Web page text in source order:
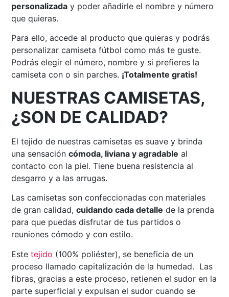
personalizada y poder añadirle el nombre y número
que quieras.
Para ello, accede al producto que quieras y podrás
personalizar camiseta fútbol como más te guste.
Podrás elegir el número, nombre y si prefieres la
camiseta con o sin parches. ¡Totalmente gratis!
NUESTRAS CAMISETAS,
¿SON DE CALIDAD?
El tejido de nuestras camisetas es suave y brinda
una sensacióncómoda, liviana y agradable al
contacto con la piel. Tiene buena resistencia al
desgarro y a las arrugas.
Las camisetas son confeccionadas con materiales
de gran calidad,cuidando cada detalle de la prenda
para que puedas disfrutar de tus partidos o
reuniones cómodo y con estilo.
Estetejido (100% poliéster), se beneficia de un
proceso llamado capitalización de la humedad. Las
fibras, gracias a este proceso, retienen el sudor en la
parte superficial y expulsan el sudor cuando se